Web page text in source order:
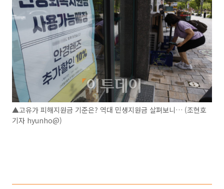
▲고유가 피해지원금 기준은? 역대 민생지원금 살펴보니… (조현호
기자 hyunho@)